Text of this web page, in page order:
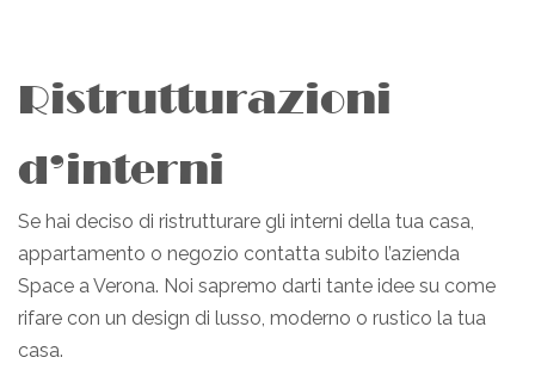
Ristrutturazioni
d’interni
Se hai deciso di ristrutturare gli interni della tua casa,
appartamento o negozio contatta subito l’azienda
Space a Verona. Noi sapremo darti tante idee su come
rifare con un design di lusso, moderno o rustico la tua
casa.